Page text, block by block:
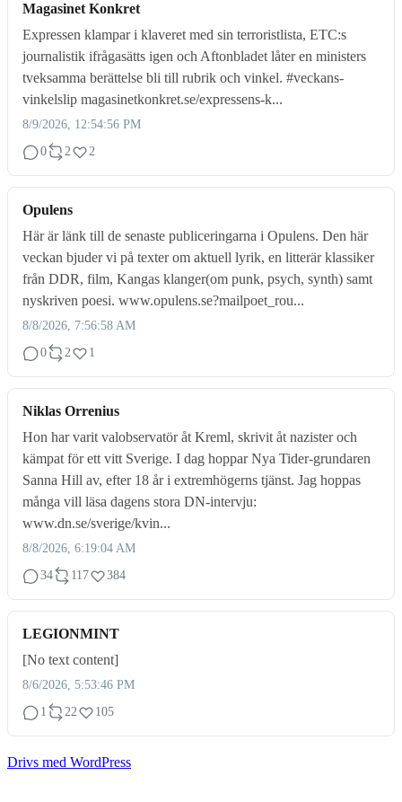
Magasinet Konkret
Expressen klampar i klaveret med sin terroristlista, ETC:s
journalistik ifrågasätts igen och Aftonbladet låter en ministers
tveksamma berättelse bli till rubrik och vinkel. #veckans-
vinkelslip magasinetkonkret.se/expressens-k...
8/9/2026, 12:54:56 PM
0
2 2
Opulens
Här är länk till de senaste publiceringarna i Opulens. Den här
veckan bjuder vi på texter om aktuell lyrik, en litterär klassiker
från DDR, film, Kangas klanger(om punk, psych, synth) samt
nyskriven poesi. www.opulens.se?mailpoet_rou...
8/8/2026, 7:56:58 AM
0
2 1
Niklas Orrenius
Hon har varit valobservatör åt Kreml, skrivit åt nazister och
kämpat för ett vitt Sverige. I dag hoppar Nya Tider-grundaren
Sanna Hill av, efter 18 år i extremhögerns tjänst. Jag hoppas
många vill läsa dagens stora DN-intervju:
www.dn.se/sverige/kvin...
8/8/2026, 6:19:04 AM
34
117 384
LEGIONMINT
[No text content]
8/6/2026, 5:53:46 PM
1
22 105
Drivs med WordPress